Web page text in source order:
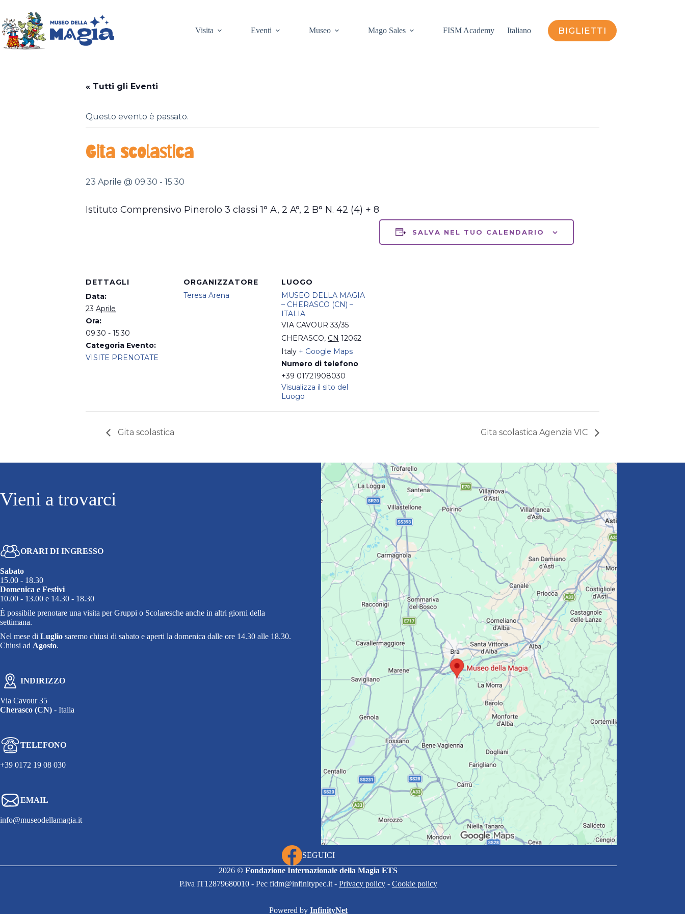
contenuto
Visita
Eventi Museo Mago Sales FISM Academy Italiano BIGLIETTI
« Tutti gli Eventi
Questo evento è passato.
Gita scolastica
23 Aprile @ 09:30 - 15:30
Istituto Comprensivo Pinerolo 3 classi 1° A, 2 A°, 2 B° N. 42 (4) + 8
SALVA NEL TUO CALENDARIO
DETTAGLI
Data:
23 Aprile
Ora:
09:30 - 15:30
Categoria Evento:
VISITE PRENOTATE
ORGANIZZATORE
Teresa Arena
LUOGO
MUSEO DELLA MAGIA
– CHERASCO (CN) –
ITALIA
VIA CAVOUR 33/35
CHERASCO, CN 12062
Italy + Google Maps
Numero di telefono
+39 01721908030
Visualizza il sito del
Luogo
Gita scolastica Gita scolastica Agenzia VIC
Vieni a trovarci
ORARI DI INGRESSO
Sabato
15.00 - 18.30
Domenica e Festivi
10.00 - 13.00 e 14.30 - 18.30
È possibile prenotare una visita per Gruppi o Scolaresche anche in altri giorni della
settimana.
Nel mese di Luglio saremo chiusi di sabato e aperti la domenica dalle ore 14.30 alle 18.30.
Chiusi ad Agosto.
INDIRIZZO
Via Cavour 35
Cherasco (CN) - Italia
TELEFONO
+39 0172 19 08 030
EMAIL
info@museodellamagia.it
SEGUICI
2026©Fondazione Internazionale della Magia ETS
P.iva IT12879680010 - Pec fidm@infinitypec.it - Privacy policy- Cookie policy
Powered by InfinityNet